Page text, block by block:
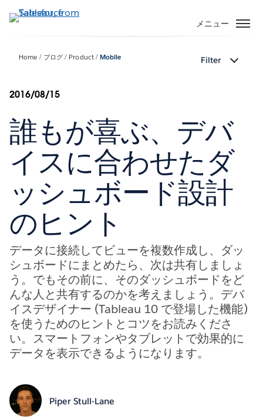
イ
ン
に
メニュー
Home ブログ Product Mobile Filter
2016/08/15
誰もが喜ぶ、デバ
イスに合わせたダ
ッシュボード設計
のヒント
データに接続してビューを複数作成し、ダッ
シュボードにまとめたら、次は共有しましょ
う。でもその前に、そのダッシュボードをど
んな人と共有するのかを考えましょう。デバ
イスデザイナー (Tableau 10 で登場した機能)
を使うためのヒントとコツをお読みくださ
い。スマートフォンやタブレットで効果的に
データを表示できるようになります。
Piper Stull-Lane